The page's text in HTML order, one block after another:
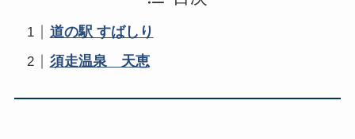
道の駅 すばしり
須走温泉 天恵